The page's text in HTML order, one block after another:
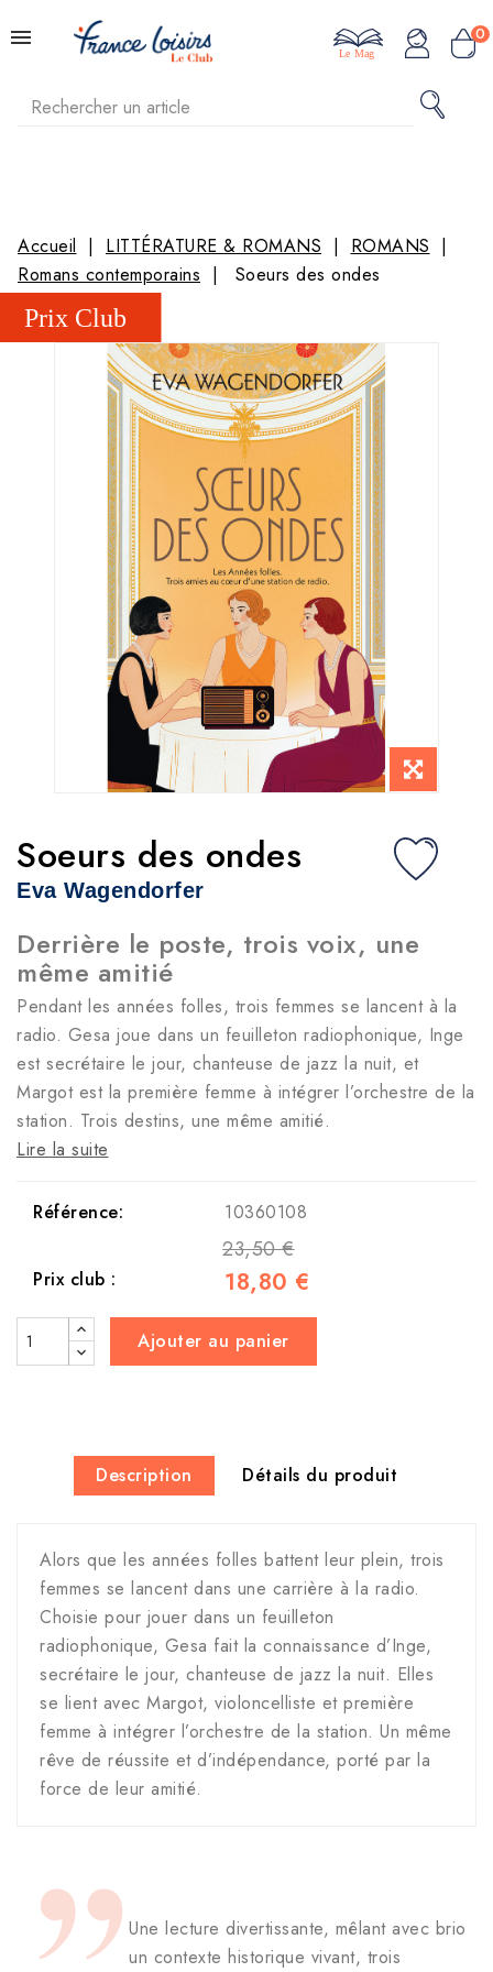
0
Le Mag
Accueil LITTÉRATURE & ROMANS
ROMANS
Romans contemporains
Soeurs des ondes
Soeurs des ondes
Eva Wagendorfer
Derrière le poste, trois voix, une
même amitié
Pendant les années folles, trois femmes se lancent à la
radio. Gesa joue dans un feuilleton radiophonique, Inge
est secrétaire le jour, chanteuse de jazz la nuit, et
Margot est la première femme à intégrer l’orchestre de la
station. Trois destins, une même amitié.
Lire la suite
Référence: 10360108
23,50 €
Prix club : 18,80 €
Ajouter au panier
Description Détails du produit
Alors que les années folles battent leur plein, trois
femmes se lancent dans une carrière à la radio.
Choisie pour jouer dans un feuilleton
radiophonique, Gesa fait la connaissance d’Inge,
secrétaire le jour, chanteuse de jazz la nuit. Elles
se lient avec Margot, violoncelliste et première
femme à intégrer l’orchestre de la station. Un même
rêve de réussite et d’indépendance, porté par la
force de leur amitié.
Une lecture divertissante, mêlant avec brio
un contexte historique vivant, trois